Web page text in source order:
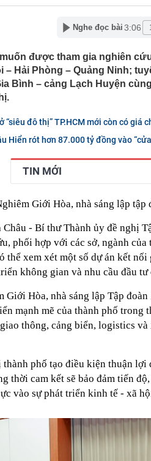
quà, 5 câu nói này đủ sức khiến mối
viên gắn bó khăng khít, con trẻ được
Crimea, phá hủy hệ thống phòng
Giám đốc Nhà hát Chèo Quân đội mua ô tô
7/2026 vi phạm 21 lần
bực bội vì lộ tin về kho đạn dược Mỹ
Không khí tập thể dục sáng ở Việt Nam
đón đợt nắng nóng mới, chấm dứt mưa
nữ ăn đều sẽ tốt cho dạ dày và sống thọ
Nghe đọc bài 3:06
được tham gia nghiên
– Hải Phòng – Quảng Ninh;
Bình – cảng Lạch Huyện
“siêu đô thị” TP.HCM mới còn có giá
Hiển rót hơn 87.000 tỷ đồng vào
TIN MỚI
Giới Hòa, nhà sáng lập tập
- Bí thư Thành ủy đề nghị
phối hợp với các sở, ngành của
thể xem xét một số dự án kết
không gian và nhu cầu đầu tư
Giới Hòa, nhà sáng lập Tập
mạnh mẽ của thành phố trong
thông, cảng biển, logistics
phố tạo điều kiện thuận lợi
thời cam kết sẽ bảo đảm tiến
vào sự phát triển kinh tế - xã